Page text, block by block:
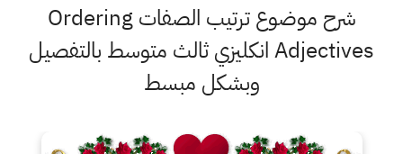
شرح موضوع ترتيب الصفات Ordering
Adjectives انكليزي ثالث متوسط بالتفصيل
وبشكل مبسط